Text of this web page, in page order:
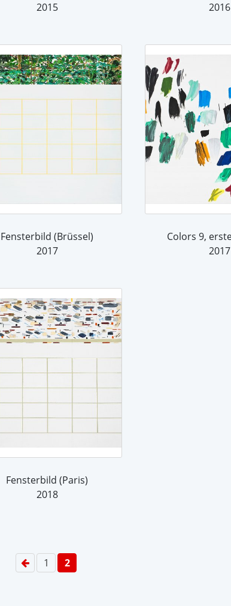
2015
2016
Fensterbild (Brüssel)
2017
2017
Fensterbild (Paris)
2018
1 2